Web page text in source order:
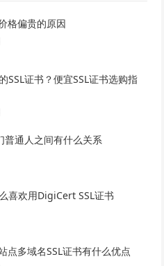
格偏贵的原因
SSL证书？便宜SSL证书选购指
普通人之间有什么关系
喜欢用DigiCert SSL证书
点多域名SSL证书有什么优点